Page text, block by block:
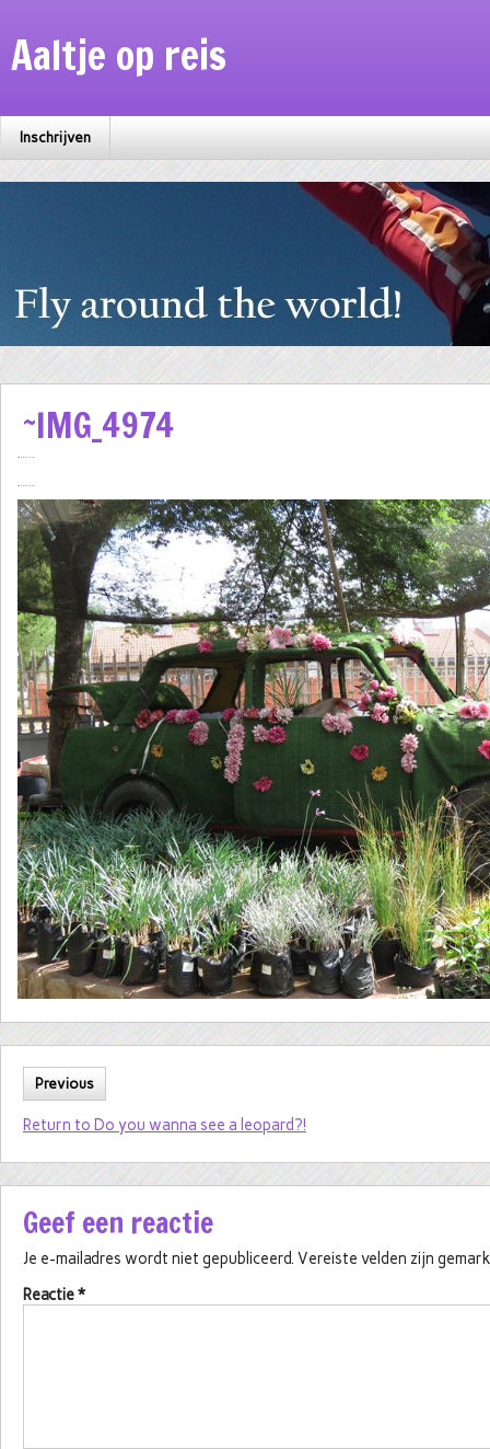
Aaltje op reis
Inschrijven
~IMG_4974
Previous
Return to Do you wanna see a leopard?!
Geef een reactie
Je e-mailadres wordt niet gepubliceerd. Vereiste velden zijn
Reactie*